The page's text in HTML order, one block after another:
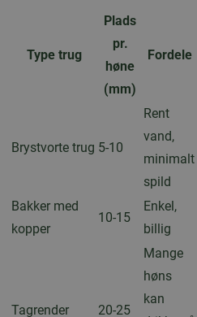
Type trug
Plads
pr.
høne
(mm)
Fordele
Brystvorte trug 5-10
Rent
vand,
minimalt
spild
Bakker med
kopper
10-15
Enkel,
billig
Tagrender 20-25
Mange
høns
kan